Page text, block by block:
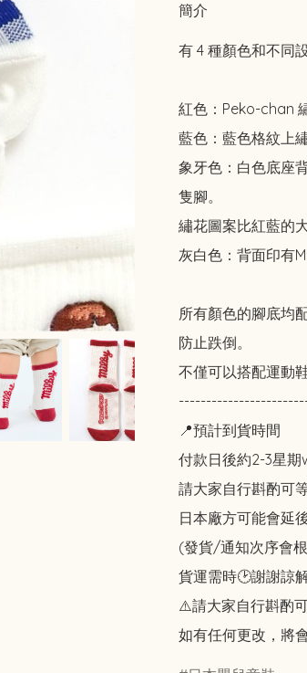
簡介
有 4 種顏色和不同
紅色：Peko-chan
藍色：藍色格紋上
象牙色：白色底座
隻腳。
繡花圖案比紅藍的大
灰白色：背面印有
所有顏色的腳底均
防止跌倒。
不僅可以搭配運動
📍預計到貨時間
付款日後約2-3星
請大家自行斟酌可
日本廠方可能會延
(發貨/通知次序會
貨運需時🕑謝謝諒
⚠️請大家自行斟酌
如有任何更改，將